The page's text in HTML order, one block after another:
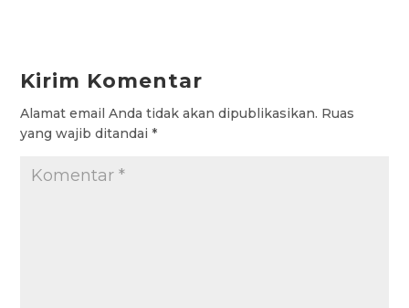
o
o
A
p
e
r
r
a
e
Kirim Komentar
Alamat email Anda tidak akan dipublikasikan. Ruas
yang wajib ditandai*